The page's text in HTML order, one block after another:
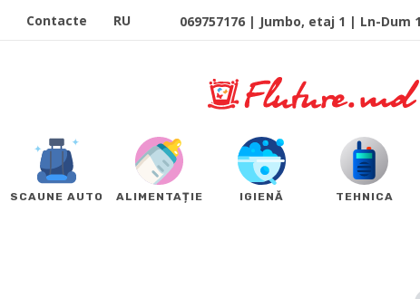
Contacte RU 069757176 | Jumbo, etaj 1 | Ln-Dum
SCAUNE AUTO ALIMENTAȚIE IGIENĂ TEHNICA